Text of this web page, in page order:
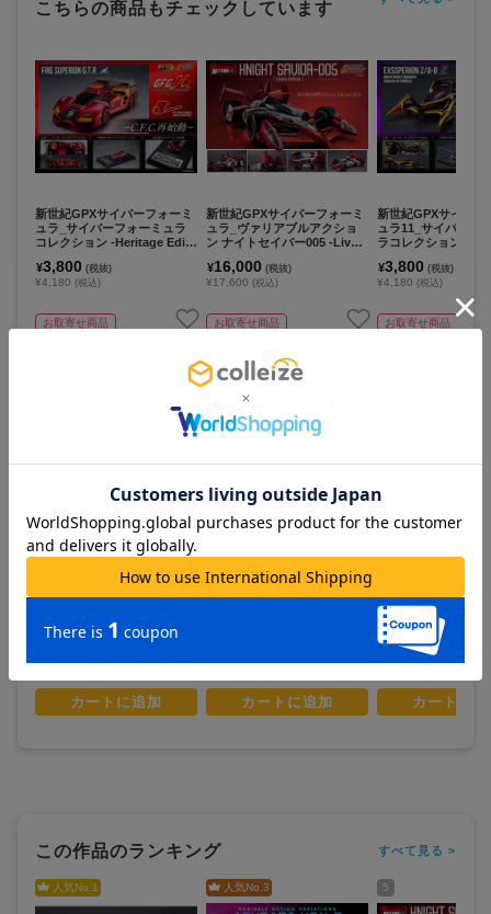
こちらの商品もチェックしています
新世紀GPXサイバーフォーミ
ュラ_サイバーフォーミュラ
コレクション -Heritage Editi
T.R
¥3,800 (税抜)
¥4,180 (税込)
お取寄せ商品
新世紀GPXサイバーフォーミ
ュラ11_サイバーフォーミュ
ラコレクション -Heritage Edi
tion- スーパーアスラーダAK
¥4,180 (税込)
お取寄せ商品
カートに追加
新世紀GPXサイバーフォーミ
ュラ_ヴァリアブルアクショ
ン ナイトセイバー005 -Livery
¥16,000 (税抜)
¥17,600 (税込)
お取寄せ商品
カートに追加
新世紀GPXサイバーフォーミ
ュラ_ヴァリアブルアクショ
ンバリエーションズ アスラー
ダV.S.X-R
お取寄せ商品
カートに追加
新世紀GPXサイバー
ュラ11_サイバーフ
ラコレクション -
イト・シューマッハ
¥3,800 (税抜)
¥4,180 (税込)
お取寄せ商品
新世紀GPXサイバー
on- イシュザーク
¥3,800
¥4,180(税込)
お取寄せ商品
カートに
この作品のランキング すべて見る >
人気No.1 人気No.3 5